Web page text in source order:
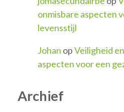
onmisbare aspecten
levensstijl
Johan opVeiligheid
aspecten voor een
Archief